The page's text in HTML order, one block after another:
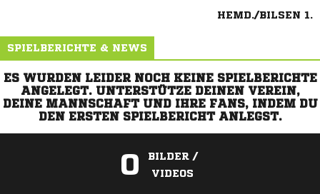
HEMD./BILSEN 1.
SPIELBERICHTE & NEWS
ES WURDEN LEIDER NOCH KEINE SPIELBERICHTE
ANGELEGT. UNTERSTÜTZE DEINEN VEREIN,
DEINE MANNSCHAFT UND IHRE FANS, INDEM DU
DEN ERSTEN SPIELBERICHT ANLEGST.
0
BILDER /
VIDEOS